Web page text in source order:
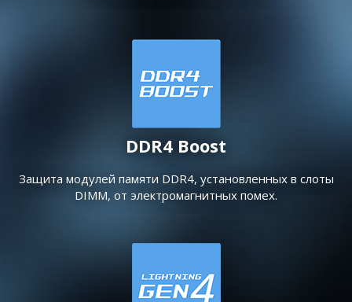
DDR4 Boost
Защита модулей памяти DDR4, установленных в слоты
DIMM, от электромагнитных помех.